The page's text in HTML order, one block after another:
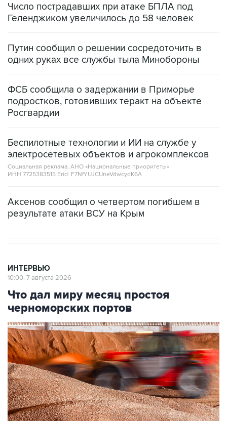
Число пострадавших при атаке БПЛА под
Геленджиком увеличилось до 58 человек
Путин сообщил о решении сосредоточить в
одних руках все службы тыла Минобороны
ФСБ сообщила о задержании в Приморье
подростков, готовивших теракт на объекте
Росгвардии
Беспилотные технологии и ИИ на службе у
электросетевых объектов и агрокомплексов
Социальная реклама, АНО «Национальные приоритеты».
ИНН 7725383515 Erid: F7NfYUJCUneVdwcydK6A
Аксенов сообщил о четвертом погибшем в
результате атаки ВСУ на Крым
ИНТЕРВЬЮ
10:00, 7 августа 2026
Что дал миру месяц простоя
черноморских портов